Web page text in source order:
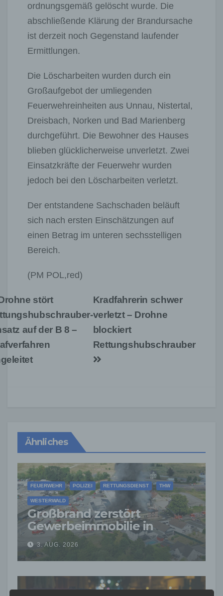
ordnungsgemäß gelöscht wurde. Die
abschließende Klärung der Brandursache
ist derzeit noch Gegenstand laufender
Ermittlungen.
Die Löscharbeiten wurden durch ein
Großaufgebot der umliegenden
Feuerwehreinheiten aus Unnau, Nistertal,
Dreisbach, Norken und Bad Marienberg
durchgeführt. Die Bewohner des Hauses
blieben glücklicherweise unverletzt. Zwei
Einsatzkräfte der Feuerwehr wurden
jedoch bei den Löscharbeiten verletzt.
Der entstandene Sachschaden beläuft
sich nach ersten Einschätzungen auf
einen Betrag im unteren sechsstelligen
Bereich.
(PM POL,red)
Beitragsnavigation
Kradfahrerin schwer
verletzt – Drohne
blockiert
Rettungshubschrauber
stört
auf der B 8 –
Ähnliches
FEUERWEHR POLIZEI RETTUNGSDIENST THW
WESTERWALD
Großbrand zerstört
Gewerbeimmobilie in
Siershahn –
Millionenschaden
entstanden
3. AUG. 2026